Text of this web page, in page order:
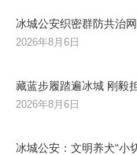
冰城公安织密群防共治
2026年8月6日
藏蓝步履踏遍冰城 刚毅
2026年8月6日
冰城公安：文明养犬“小